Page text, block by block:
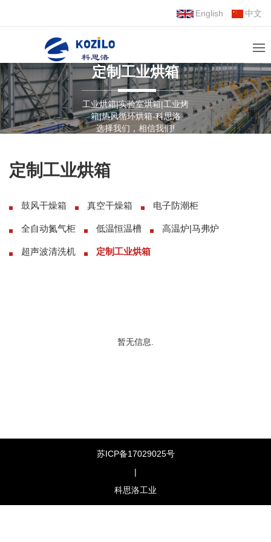
English 中文
定制工业烘箱
工业烘箱|实验室烘箱|工业烤
箱|热风循环烘箱-科思洛
选择我们，相信我们!
定制工业烘箱
鼓风干燥箱 真空干燥箱 电子防潮柜
全自动氮气柜 低温恒温槽 高温炉|马弗炉
超声波清洗机 定制工业烘箱
暂无信息.
苏ICP备17029025号
|
科思洛工业